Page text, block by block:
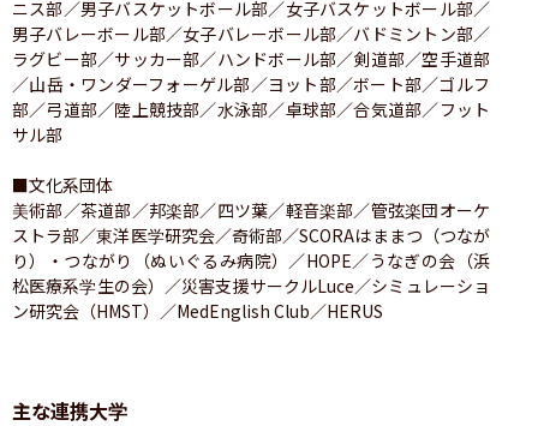
ニス部／男子バスケットボール部／女子バスケットボール部／
男子バレーボール部／女子バレーボール部／バドミントン部／
ラグビー部／サッカー部／ハンドボール部／剣道部／空手道部
／山岳・ワンダーフォーゲル部／ヨット部／ボート部／ゴルフ
部／弓道部／陸上競技部／水泳部／卓球部／合気道部／フット
サル部
■文化系団体
美術部／茶道部／邦楽部／四ツ葉／軽音楽部／管弦楽団オーケ
ストラ部／東洋医学研究会／奇術部／SCORAはままつ（つなが
り）・つながり（ぬいぐるみ病院）／HOPE／うなぎの会（浜
松医療系学生の会）／災害支援サークルLuce／シミュレーショ
ン研究会（HMST）／MedEnglish Club／HERUS
主な連携大学